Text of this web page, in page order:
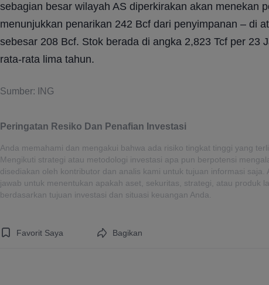
sebagian besar wilayah AS diperkirakan akan menekan
menunjukkan penarikan 242 Bcf dari penyimpanan – di
sebesar 208 Bcf. Stok berada di angka 2,823 Tcf per 23
rata-rata lima tahun.
Sumber: ING
Peringatan Resiko Dan Penafian Investasi
Anda memahami dan mengakui bahwa ada risiko tingkat tinggi yang
Mengikuti strategi atau metodologi investasi apa pun berpotensi
disediakan oleh kontributor dan analis kami untuk tujuan informasi saja.
jawab untuk menentukan apakah aset, sekuritas, strategi, atau produk
berdasarkan tujuan investasi dan situasi keuangan Anda.
Favorit Saya Bagikan